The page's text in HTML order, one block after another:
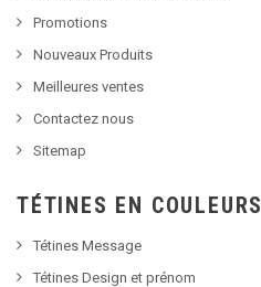
Promotions
Nouveaux Produits
Meilleures ventes
Contactez nous
Sitemap
TÉTINES EN COULEURS
Tétines Message
Tétines Design et prénom